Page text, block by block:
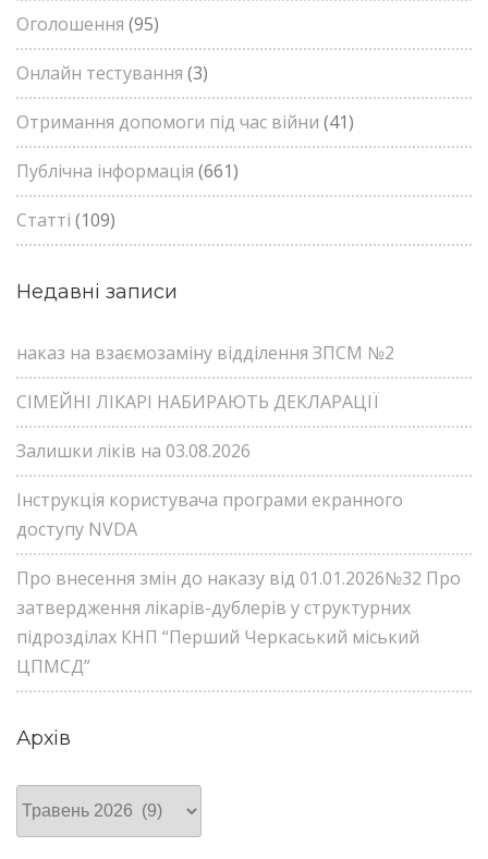
Оголошення (95)
Онлайн тестування (3)
Отримання допомоги під час війни (41)
Публічна інформація (661)
Статті (109)
Недавні записи
наказ на взаємозаміну відділення ЗПСМ №2
СІМЕЙНІ ЛІКАРІ НАБИРАЮТЬ ДЕКЛАРАЦІЇ
Залишки ліків на 03.08.2026
Інструкція користувача програми екранного
доступу NVDA
Про внесення змін до наказу від 01.01.2026№32 Про
затвердження лікарів-дублерів у структурних
підрозділах КНП “Перший Черкаський міський
ЦПМСД”
Архів
Архів